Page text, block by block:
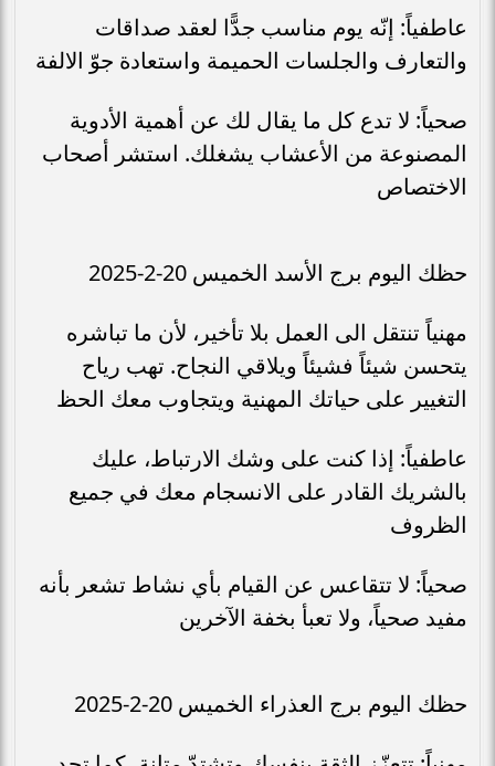
عاطفياً: إنّه يوم مناسب جدًّا لعقد صداقات
والتعارف والجلسات الحميمة واستعادة جوّ الالفة
صحياً: لا تدع كل ما يقال لك عن أهمية الأدوية
المصنوعة من الأعشاب يشغلك. استشر أصحاب
الاختصاص
حظك اليوم برج الأسد الخميس 20-2-2025
مهنياً تنتقل الى العمل بلا تأخير، لأن ما تباشره
يتحسن شيئاً فشيئاً ويلاقي النجاح. تهب رياح
التغيير على حياتك المهنية ويتجاوب معك الحظ
عاطفياً: إذا كنت على وشك الارتباط، عليك
بالشريك القادر على الانسجام معك في جميع
الظروف
صحياً: لا تتقاعس عن القيام بأي نشاط تشعر بأنه
مفيد صحياً، ولا تعبأ بخفة الآخرين
حظك اليوم برج العذراء الخميس 20-2-2025